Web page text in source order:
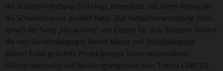
die Schülervertretung (SV) lange eingesetzt und einen Antrag an
die Schulkonferenz gestellt hatte. Zur Auftaktveranstaltung 2016
sprach der Song „Neuanfang“ von Clueso für sich. Seitdem initiiert
die von Sonderpädagogin Meike Mayer und Sozialpädagoge
Marcel Kuhn geleitete Projektgruppe Informationsstände,
Mitmachaktionen und Beratungsangebote zum Thema LGBTIQ,